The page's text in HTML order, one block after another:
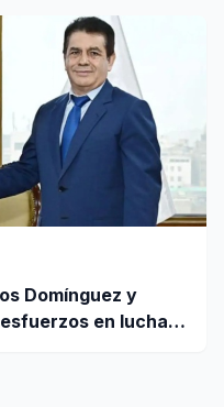
Domínguez y
en lucha